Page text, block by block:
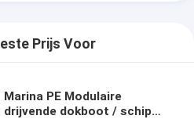
Prijs Voor
Marina PE Modulaire
drijvende dokboot / schip